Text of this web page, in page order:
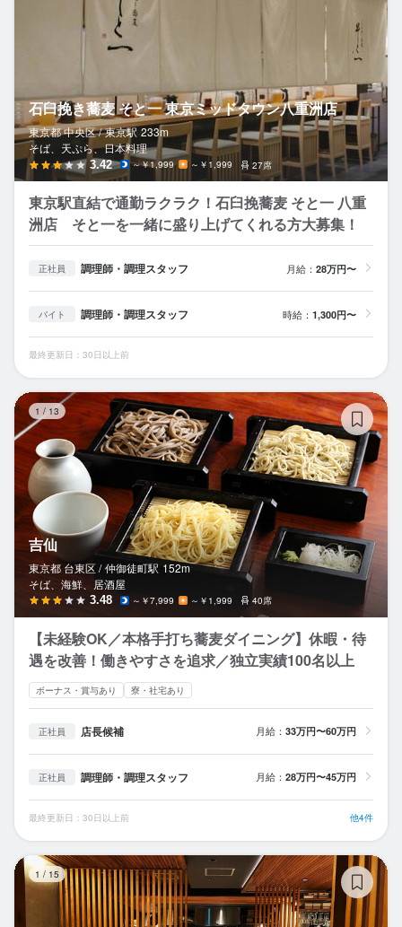
石臼挽き蕎麦 そと一 東京ミッドタウン八重洲店
東京都 中央区 / 東京駅 233m
そば、天ぷら、日本料理
3.42 ～￥1,999 ～￥1,999 27席
東京駅直結で通勤ラクラク！石臼挽蕎麦 そと一 八重
洲店 そと一を一緒に盛り上げてくれる方大募集！
正社員 調理師・調理スタッフ 月給： 28万円〜
バイト 調理師・調理スタッフ 時給： 1,300円〜
最終更新日：30日以上前
1 / 13
吉仙
東京都 台東区 / 仲御徒町駅 152m
そば、海鮮、居酒屋
3.48 ～￥7,999 ～￥1,999 40席
【未経験OK／本格手打ち蕎麦ダイニング】休暇・待
遇を改善！働きやすさを追求／独立実績100名以上
ボーナス・賞与あり 寮・社宅あり
正社員 店長候補 月給： 33万円〜60万円
正社員 調理師・調理スタッフ 月給： 28万円〜45万円
最終更新日：30日以上前 他4件
1 / 15